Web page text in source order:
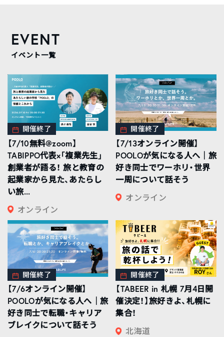
EVENT
イベント一覧
開催終了
【7/10無料@zoom】
TABIPPO代表×「複業先生」
創業者が語る！ 旅と教育の
起業家から見た、あたらし
い旅...
オンライン
開催終了
【7/13オンライン開催】
POOLOが気になる人へ｜旅
好き同士でワーホリ・世界
一周について話そう
オンライン
開催終了
【7/6オンライン開催】
POOLOが気になる人へ｜旅
好き同士で転職・キャリア
ブレイクについて話そう
開催終了
【TABEER in 札幌 7月4日開
催決定！】旅好きよ、札幌に
集合！
北海道